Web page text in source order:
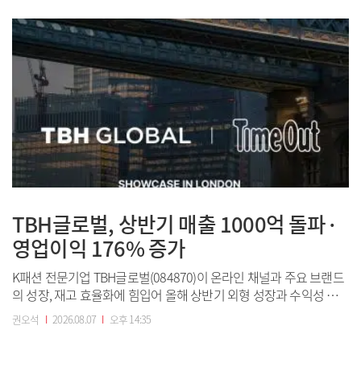
수의 13.3%...
TBH글로벌, 상반기 매출 1000억 돌파·
영업이익 176% 증가
K패션 전문기업 TBH글로벌(084870)이 온라인 채널과 주요 브랜드
의 성장, 재고 효율화에 힘입어 올해 상반기 외형 성장과 수익성 개
선을 동시에 달성했다고 7일 밝혔다. TBH글로벌은 상반기 호실적을
바탕으로 최대 성수기인 4분기까지 연간 실적 개선 흐름을 이어갈
권오석 I 2026.08.07 I 오후 14:35